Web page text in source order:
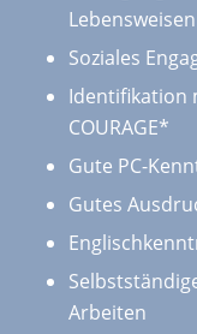
Lebensweisen
Soziales
Identifikation
COURAGE*
Gute PC-
Gutes
Arbeiten